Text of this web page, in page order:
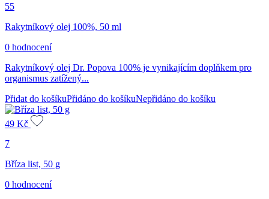
55
Rakytníkový olej 100%, 50 ml
0 hodnocení
Rakytníkový olej Dr. Popova 100% je vynikajícím doplňkem pro
organismus zatížený...
Přidat do košíkuPřidáno do košíkuNepřidáno do košíku
49 Kč
7
Bříza list, 50 g
0 hodnocení